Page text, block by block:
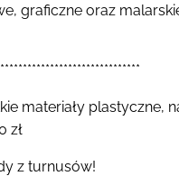
graficzne oraz
materiały plastyczne,
zł
z turnusów!